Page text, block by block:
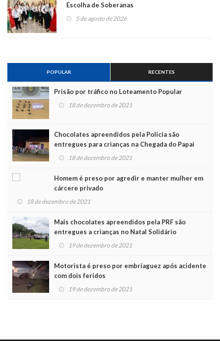
Escolha de Soberanas
5 de agosto de 2026
POPULAR RECENTES
Prisão por tráfico no Loteamento Popular
18 de dezembro de 2021
Chocolates apreendidos pela Polícia são
entregues para crianças na Chegada do Papai
Noel
18 de dezembro de 2021
Homem é preso por agredir e manter mulher em
cárcere privado
18 de dezembro de 2021
Mais chocolates apreendidos pela PRF são
entregues a crianças no Natal Solidário
19 de dezembro de 2021
Motorista é preso por embriaguez após acidente
com dois feridos
19 de dezembro de 2021